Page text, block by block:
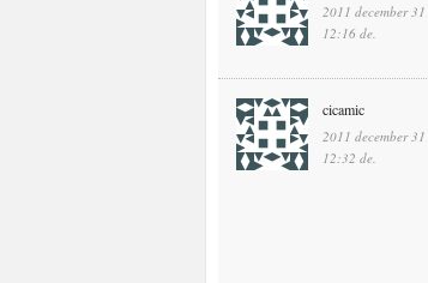
2011 december 31
12:16 de.
cicamic
2011 december 31
12:32 de.